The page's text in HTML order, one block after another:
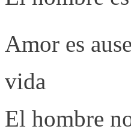
Amor es
vida
El hombre